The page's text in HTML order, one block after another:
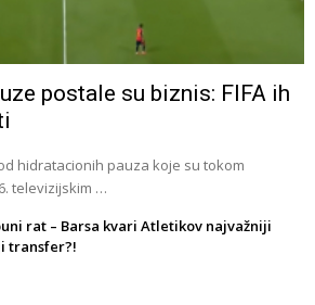
postale su biznis: FIFA ih
hidratacionih pauza koje su tokom
televizijskim …
rat – Barsa kvari Atletikov najvažniji
transfer?!